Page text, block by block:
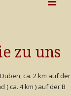
zu uns
ca. 2 km auf der
( ca. 4 km ) auf der B